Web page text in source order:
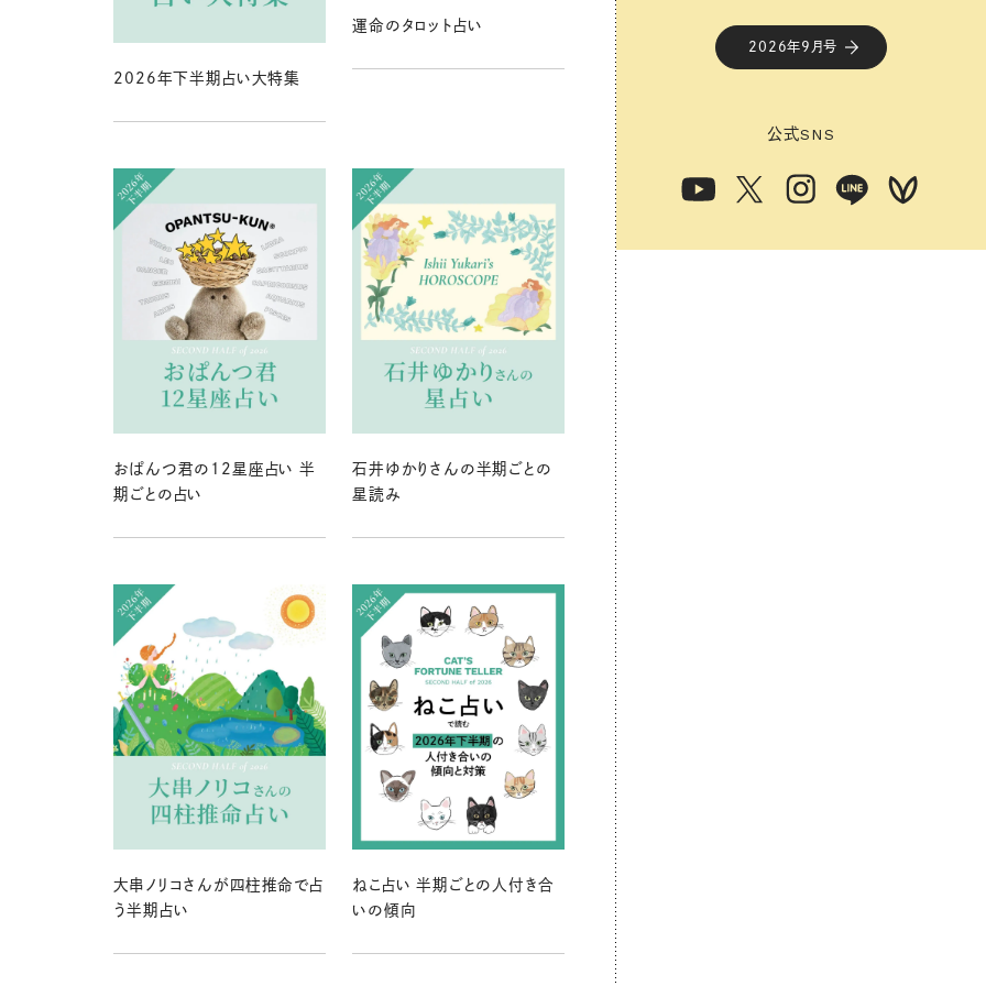
2026年下半期占い大特集
運命のタロット占い
おぱんつ君の12星座占い 半
期ごとの占い
石井ゆかりさんの半期ごとの
星読み
大串ノリコさんが四柱推命で占
う半期占い
ねこ占い 半期ごとの人付き合
いの傾向
2026年9月号
公式SNS